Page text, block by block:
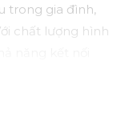
trong gia đình,
chất lượng hình
máy tính.